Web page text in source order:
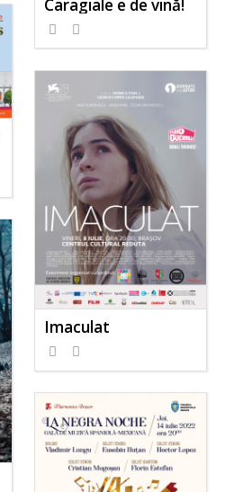
Caragiale e de vină!
Imaculat